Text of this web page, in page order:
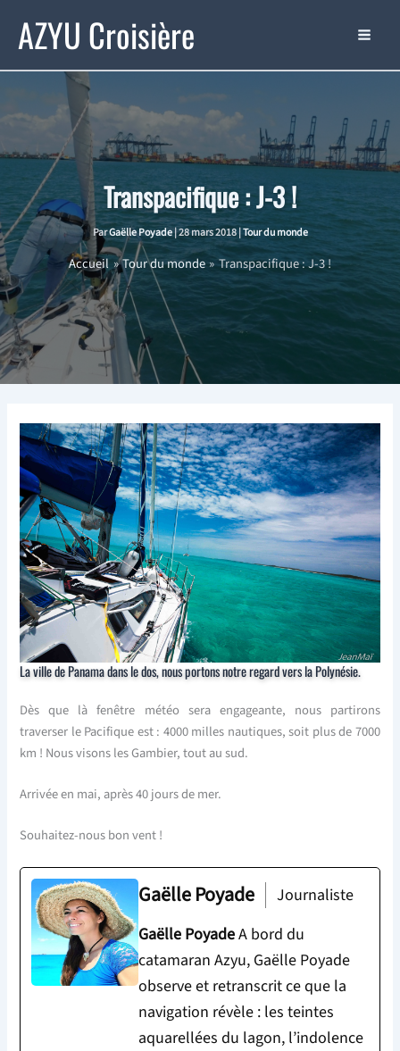
contenu
AZYU Croisière
Transpacifique : J-3 !
ParGaëlle Poyade|28 mars 2018|Tour du monde
Accueil Tour du monde Transpacifique : J-3 !
La ville de Panama dans le dos, nous portons notre regard vers la Polynésie.
Dès que là fenêtre météo sera engageante, nous partirons
traverser le Pacifique est : 4000 milles nautiques, soit plus de 7000
km ! Nous visons les Gambier, tout au sud.
Arrivée en mai, après 40 jours de mer.
Souhaitez-nous bon vent !
Gaëlle Poyade
Journaliste
Gaëlle PoyadeA bord du
catamaran Azyu, Gaëlle Poyade
observe et retranscrit ce que la
navigation révèle : les teintes
aquarellées du lagon, l’indolence